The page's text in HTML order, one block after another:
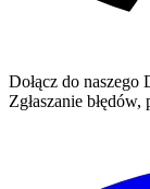
Dołącz do naszego
Zgłaszanie